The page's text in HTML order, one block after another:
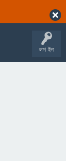
লগ ইন